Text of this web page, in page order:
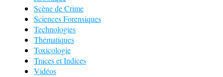
Scène de Crime
Sciences Forensiques
Technologies
Thématiques
Toxicologie
Traces et Indices
Vidéos